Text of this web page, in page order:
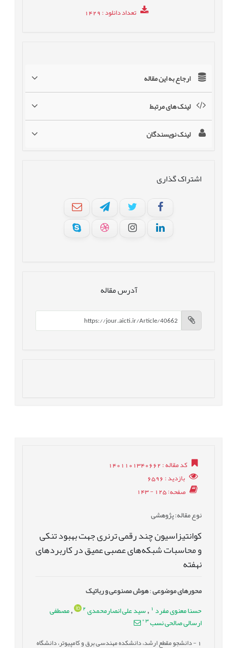
تعداد دانلود: 1429
ارجاع به این مقاله
لینک های مرتبط
لینک نویسندگان
اشتراک گذاری
آدرس مقاله
کد مقاله: 1401101340662
بازدید: 6596
صفحه: 125 - 143
نوع مقاله: پژوهشی
کوانتیزاسیون چند رقمی ترنری جهت بهبود تنکی
و محاسبات شبکه‌های عصبی عمیق در کاربردهای
نهفته
محورهای موضوعی:هوش مصنوعی و رباتیک
حسنا معنوی مفرد , سید علی انصارمحمدی 2
,مصطفی
ارسالی صالحی نسب3
*
- دانشجو مقطع ارشد، دانشکده مهندسی برق و کامپیوتر، دانشگاه